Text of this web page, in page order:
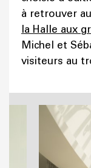
à retrouver
la Halle aux
Michel et
visiteurs au